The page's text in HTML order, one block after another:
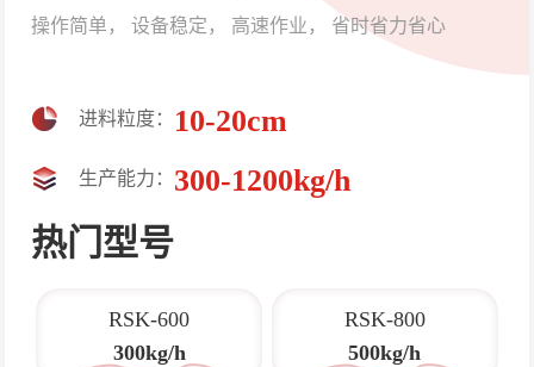
操作简单， 设备稳定， 高速作业， 省时省力省心
进料粒度： 10-20cm
生产能力： 300-1200kg/h
热门型号
RSK-600
300kg/h
RSK-800
500kg/h